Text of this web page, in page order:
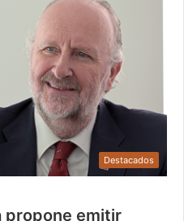
Destacados
propone emitir